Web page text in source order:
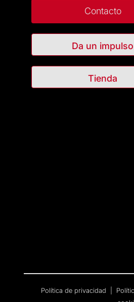
Contacto
Da un impulso
Tienda
Política de privacidad